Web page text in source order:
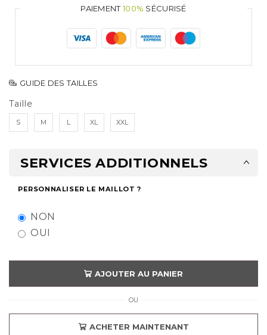
PAIEMENT100% SÉCURISÉ
GUIDE DES TAILLES
Taille
S M L XL XXL
SERVICES ADDITIONNELS
PERSONNALISER LE MAILLOT ?
NON
OUI
AJOUTER AU PANIER
OU
ACHETER MAINTENANT